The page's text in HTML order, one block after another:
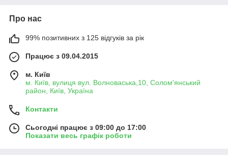
Про нас
99% позитивних з 125 відгуків за рік
Працює з 09.04.2015
м. Київ
м. Київ, вулиця вул. Волноваська,10, Солом'янський
район, Київ, Україна
Контакти
Сьогодні працює з 09:00 до 17:00
Показати весь графік роботи